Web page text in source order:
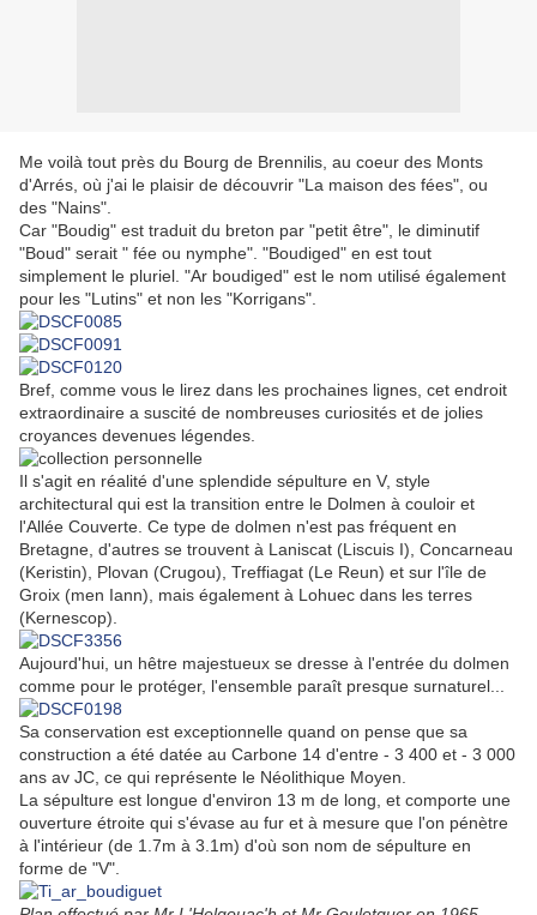
Me voilà tout près du Bourg de Brennilis, au coeur des Monts
d'Arrés, où j'ai le plaisir de découvrir "La maison des fées", ou
des "Nains".
Car "Boudig" est traduit du breton par "petit être", le diminutif
"Boud" serait " fée ou nymphe". "Boudiged" en est tout
simplement le pluriel. "Ar boudiged" est le nom utilisé également
pour les "Lutins" et non les "Korrigans".
Bref, comme vous le lirez dans les prochaines lignes, cet endroit
extraordinaire a suscité de nombreuses curiosités et de jolies
croyances devenues légendes.
Il s'agit en réalité d'une splendide sépulture en V, style
architectural qui est la transition entre le Dolmen à couloir et
l'Allée Couverte. Ce type de dolmen n'est pas fréquent en
Bretagne, d'autres se trouvent à Laniscat (Liscuis I), Concarneau
(Keristin), Plovan (Crugou), Treffiagat (Le Reun) et sur l'île de
Groix (men Iann), mais également à Lohuec dans les terres
(Kernescop).
Aujourd'hui, un hêtre majestueux se dresse à l'entrée du dolmen
comme pour le protéger, l'ensemble paraît presque surnaturel...
Sa conservation est exceptionnelle quand on pense que sa
construction a été datée au Carbone 14 d'entre - 3 400 et - 3 000
ans av JC, ce qui représente le Néolithique Moyen.
La sépulture est longue d'environ 13 m de long, et comporte une
ouverture étroite qui s'évase au fur et à mesure que l'on pénètre
à l'intérieur (de 1.7m à 3.1m) d'où son nom de sépulture en
forme de "V".